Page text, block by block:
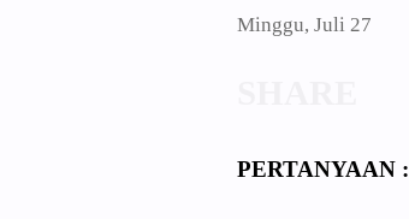
Minggu, Juli 27
PERTANYAAN :